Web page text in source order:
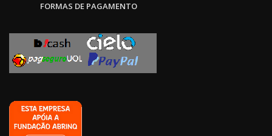
FORMAS DE PAGAMENTO